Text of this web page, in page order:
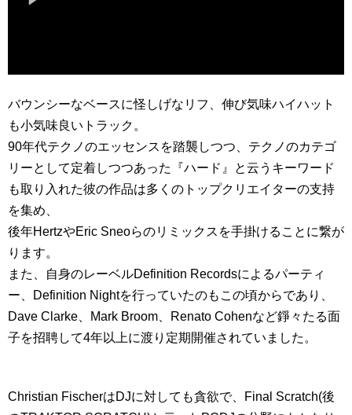
バウンシーなベースに怪しげなリフ、伸び気味ハイハット
も小気味良いトラック。
90年代テクノのエッセンスを踏襲しつつ、テクノのカテゴ
リーとして定着しつつあった『ハード』と云うキーワード
も取り入れた彼の作品は多くのトップクリエイターの支持
を集め、
後年HertzやEric Sneoらのリミックスを手掛けることに繋が
ります。
また、自身のレーベルDefinition Recordsによるパーティ
ー、Definition Nightを行っていたのもこの頃からであり、
Dave Clarke、Mark Broom、Renato Cohenなど錚々たる面
子を招聘して4年以上に渡り定期開催されていました。
Christian FischerはDJに対しても貪欲で、Final Scratch(後